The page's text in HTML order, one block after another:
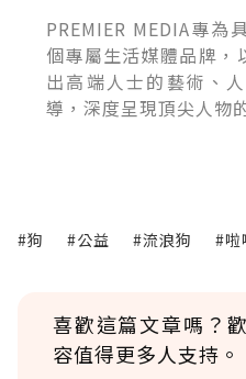
PREMIER MEDIA專為
個專屬生活媒體品牌，
出高端人士的藝術、
導，深度呈現頂尖人物
#狗 #公益 #流浪狗 #啦
喜歡這篇文章嗎？
容值得更多人支持。